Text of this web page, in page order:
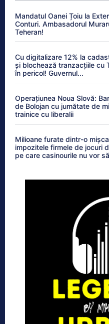
Mandatul Oanei Țoiu la
Conturi. Ambasadorul
Teheran!
Cu digitalizare 12% la
și blochează tranzacțiile cu
în pericol! Guvernul...
Operațiunea Noua Slovă:
de Bolojan cu jumătate de
trainice cu liberalii
Milioane furate dintr-o
impozitele firmele de jocuri
pe care casinourile nu vor